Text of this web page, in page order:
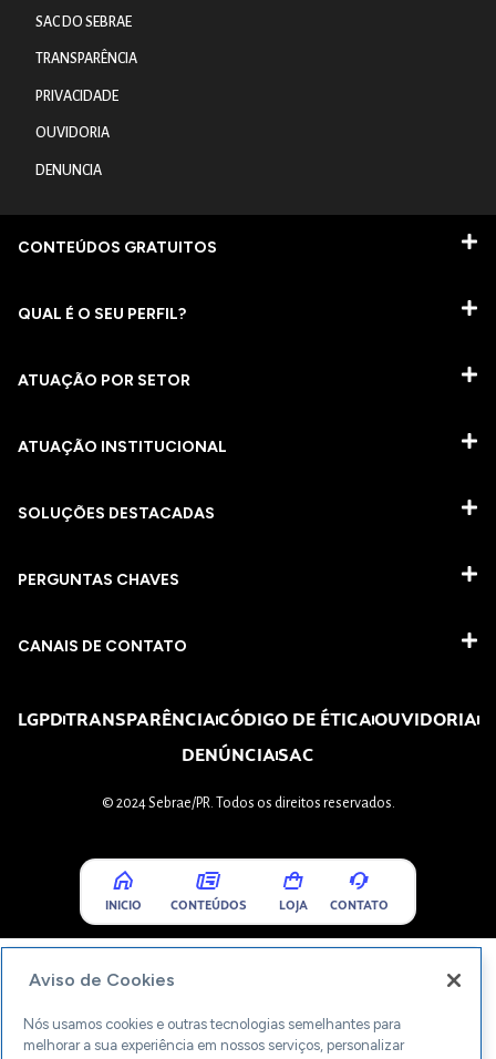
SAC DO SEBRAE
TRANSPARÊNCIA
PRIVACIDADE
OUVIDORIA
DENUNCIA
CONTEÚDOS GRATUITOS
QUAL É O SEU PERFIL?
ATUAÇÃO POR SETOR
ATUAÇÃO INSTITUCIONAL
SOLUÇÕES DESTACADAS
PERGUNTAS CHAVES​
CANAIS DE CONTATO
LGPDTRANSPARÊNCIACÓDIGO DE ÉTICAOUVIDORIA
DENÚNCIASAC
© 2024 Sebrae/PR. Todos os direitos reservados.
INICIO CONTEÚDOS LOJA CONTATO
Aviso de Cookies
Nós usamos cookies e outras tecnologias semelhantes para
melhorar a sua experiência em nossos serviços, personalizar